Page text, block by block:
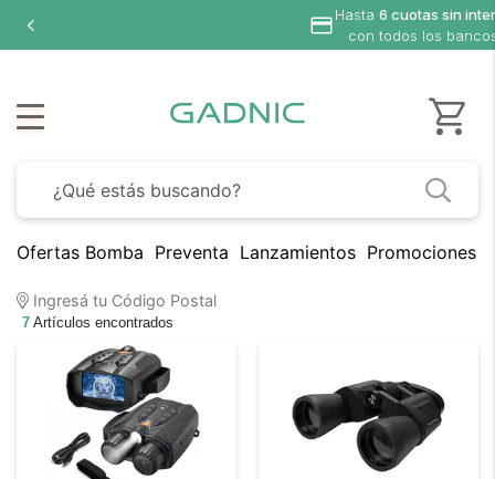
Hasta 6 cuotas sin
con todos los
Ofertas Bomba Preventa Lanzamientos Promociones
Ingresá tu Código Postal
7 Artículos encontrados